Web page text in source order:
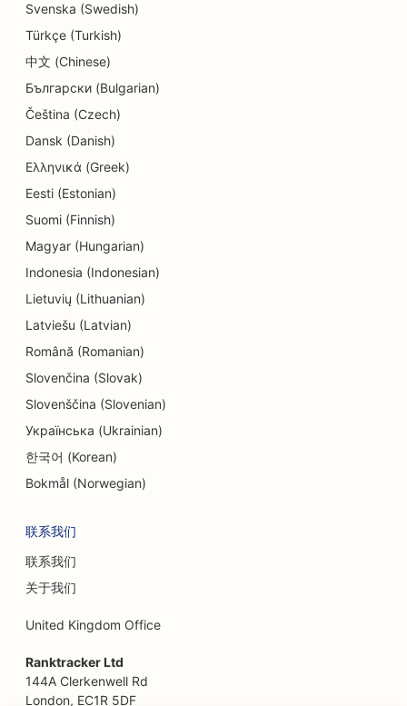
Svenska (Swedish)
Türkçe (Turkish)
中文 (Chinese)
Български (Bulgarian)
Čeština (Czech)
Dansk (Danish)
Ελληνικά (Greek)
Eesti (Estonian)
Suomi (Finnish)
Magyar (Hungarian)
Indonesia (Indonesian)
Lietuvių (Lithuanian)
Latviešu (Latvian)
Română (Romanian)
Slovenčina (Slovak)
Slovenščina (Slovenian)
Українська (Ukrainian)
한국어 (Korean)
Bokmål (Norwegian)
联系我们
联系我们
关于我们
United Kingdom Office
Ranktracker Ltd
144A Clerkenwell Rd
London, EC1R 5DF